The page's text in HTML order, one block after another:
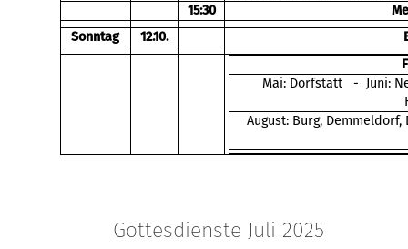
15:30
Sonntag
12.10.
Mai: Dorfstatt - Juni:
August: Burg,
Gottesdienste Juli 2025